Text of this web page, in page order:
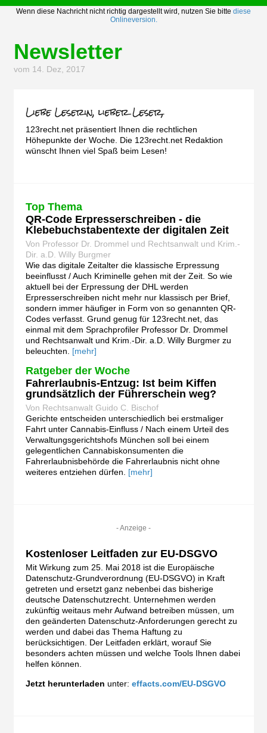
Wenn diese Nachricht nicht richtig dargestellt wird, nutzen Sie bitte diese
Onlineversion.
Newsletter
vom 14. Dez, 2017
123recht.net präsentiert Ihnen die rechtlichen
Höhepunkte der Woche. Die 123recht.net Redaktion
wünscht Ihnen viel Spaß beim Lesen!
Top Thema
QR-Code Erpresserschreiben - die
Klebebuchstabentexte der digitalen Zeit
Von Professor Dr. Drommel und Rechtsanwalt und Krim.-
Dir. a.D. Willy Burgmer
Wie das digitale Zeitalter die klassische Erpressung
beeinflusst / Auch Kriminelle gehen mit der Zeit. So wie
aktuell bei der Erpressung der DHL werden
Erpresserschreiben nicht mehr nur klassisch per Brief,
sondern immer häufiger in Form von so genannten QR-
Codes verfasst. Grund genug für 123recht.net, das
einmal mit dem Sprachprofiler Professor Dr. Drommel
und Rechtsanwalt und Krim.-Dir. a.D. Willy Burgmer zu
beleuchten. [mehr]
Ratgeber der Woche
Fahrerlaubnis-Entzug: Ist beim Kiffen
grundsätzlich der Führerschein weg?
Von Rechtsanwalt Guido C. Bischof
Gerichte entscheiden unterschiedlich bei erstmaliger
Fahrt unter Cannabis-Einfluss / Nach einem Urteil des
Verwaltungsgerichtshofs München soll bei einem
gelegentlichen Cannabiskonsumenten die
Fahrerlaubnisbehörde die Fahrerlaubnis nicht ohne
weiteres entziehen dürfen. [mehr]
- Anzeige -
Kostenloser Leitfaden zur EU-DSGVO
Mit Wirkung zum 25. Mai 2018 ist die Europäische
Datenschutz-Grundverordnung (EU-DSGVO) in Kraft
getreten und ersetzt ganz nebenbei das bisherige
deutsche Datenschutzrecht. Unternehmen werden
zukünftig weitaus mehr Aufwand betreiben müssen, um
den geänderten Datenschutz-Anforderungen gerecht zu
werden und dabei das Thema Haftung zu
berücksichtigen. Der Leitfaden erklärt, worauf Sie
besonders achten müssen und welche Tools Ihnen dabei
helfen können.
Jetzt herunterladen unter: effacts.com/EU-DSGVO